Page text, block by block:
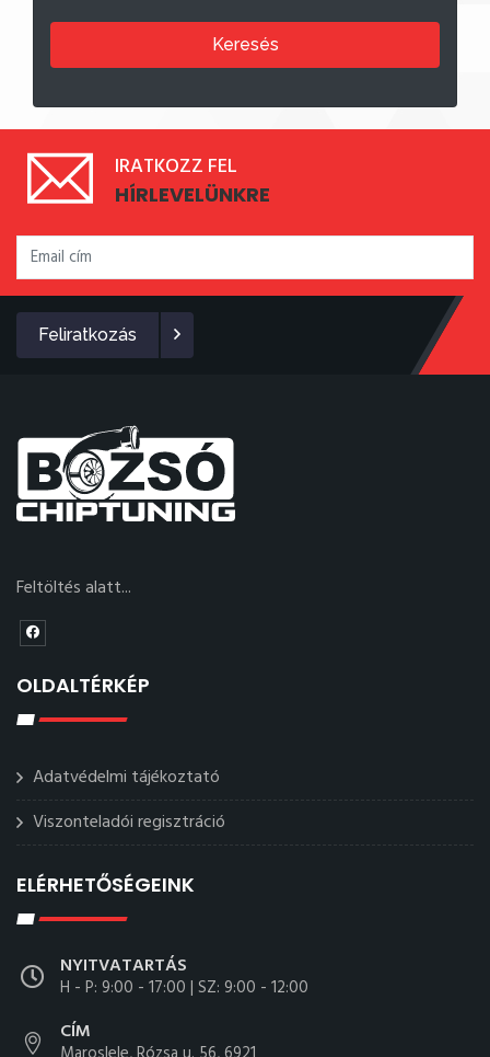
Keresés
IRATKOZZ FEL
HÍRLEVELÜNKRE
Feliratkozás
Feltöltés alatt...
OLDALTÉRKÉP
Adatvédelmi tájékoztató
Viszonteladói regisztráció
ELÉRHETŐSÉGEINK
NYITVATARTÁS
H - P: 9:00 - 17:00 | SZ: 9:00 - 12:00
CÍM